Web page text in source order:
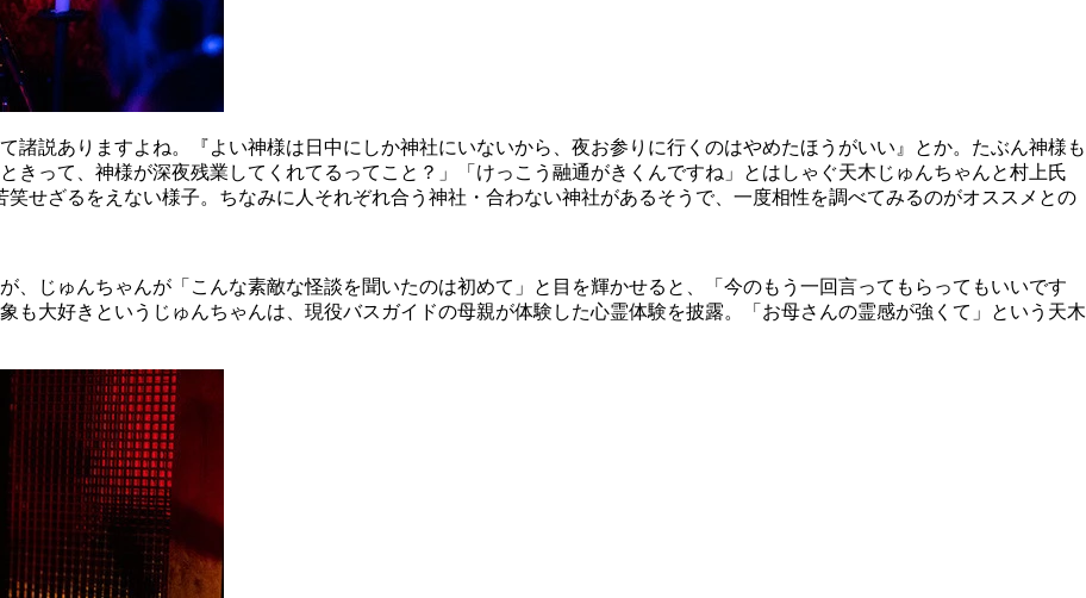
諸説ありますよね。『よい神様は日中にしか神社にいないから、夜お参りに行くのはやめたほうがいい』とか。たぶん神様も
きって、神様が深夜残業してくれてるってこと？」「けっこう融通がきくんですね」とはしゃぐ天木じゅんちゃんと村上氏
せざるをえない様子。ちなみに人それぞれ合う神社・合わない神社があるそうで、一度相性を調べてみるのがオススメとの
、じゅんちゃんが「こんな素敵な怪談を聞いたのは初めて」と目を輝かせると、「今のもう一回言ってもらってもいいです
も大好きというじゅんちゃんは、現役バスガイドの母親が体験した心霊体験を披露。「お母さんの霊感が強くて」という天木